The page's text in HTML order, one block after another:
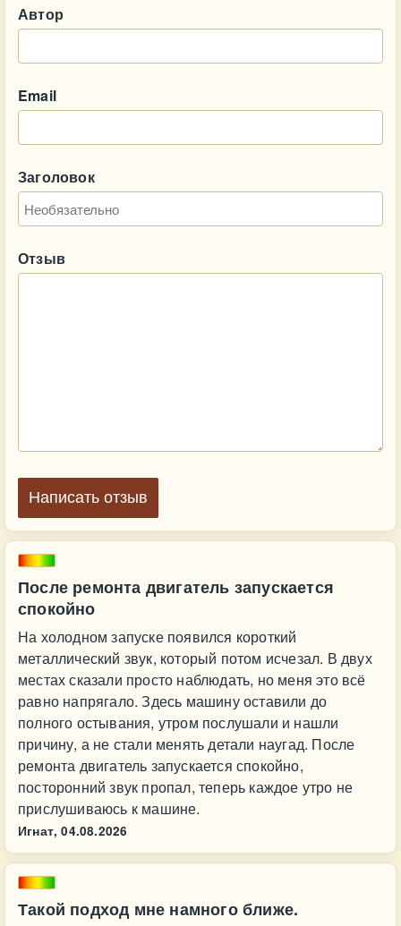
После ремонта двигатель запускается
спокойно
На холодном запуске появился короткий
металлический звук, который потом исчезал. В двух
местах сказали просто наблюдать, но меня это всё
равно напрягало. Здесь машину оставили до
полного остывания, утром послушали и нашли
причину, а не стали менять детали наугад. После
ремонта двигатель запускается спокойно,
посторонний звук пропал, теперь каждое утро не
прислушиваюсь к машине.
Игнат, 04.08.2026
Такой подход мне намного ближе.
Автор
Email
Заголовок
Отзыв
Написать отзыв